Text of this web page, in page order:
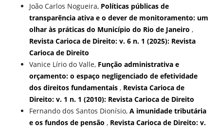
João Carlos Nogueira, Políticas públicas de
transparência ativa e o dever de monitoramento: um
olhar às práticas do Município do Rio de Janeiro ,
Revista Carioca de Direito: v. 6 n. 1 (2025): Revista
Carioca de Direito
Vanice Lírio do Valle, Função administrativa e
orçamento: o espaço negligenciado de efetividade
dos direitos fundamentais , Revista Carioca de
Direito: v. 1 n. 1 (2010): Revista Carioca de Direito
Fernando dos Santos Dionísio, A imunidade tributária
e os fundos de pensão , Revista Carioca de Direito: v.